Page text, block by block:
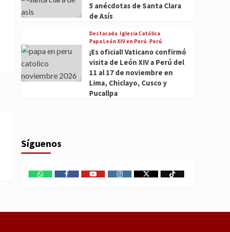
5 anécdotas de Santa Clara
de Asís
Destacada Iglesia Católica
Papa León XIV en Perú Perú
¡Es oficial! Vaticano confirmó
visita de León XIV a Perú del
11 al 17 de noviembre en
Lima, Chiclayo, Cusco y
Pucallpa
Síguenos
WhatsAppFacebookYoutubeInstagram
X TikTok